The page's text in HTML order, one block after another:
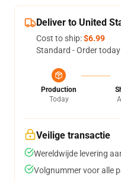
Deliver to United
Cost to ship:$6.99
Standard - Order
Production
Today
Veilige transactie
Wereldwijde levering
Volgnummer voor alle